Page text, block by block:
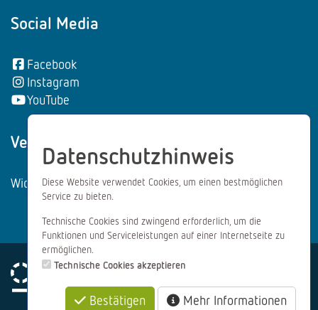
Social Media
Facebook
Instagram
YouTube
Vertrag wiederrufen:
Widerrufsformular
Impressum Datenschutz AGB
Datenschutzhinweis
Diese Website verwendet Cookies, um einen bestmöglichen
Service zu bieten.
Technische Cookies sind zwingend erforderlich, um die
Funktionen und Serviceleistungen auf einer Internetseite zu
ermöglichen.
Technische Cookies akzeptieren
Bestätigen Mehr Informationen